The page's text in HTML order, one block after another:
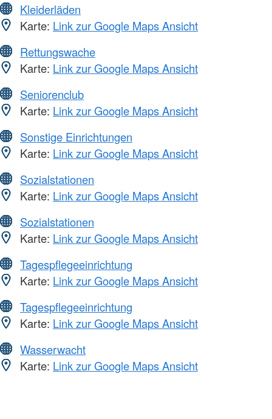
Kleiderläden
Karte: Link zur Google Maps Ansicht
Rettungswache
Karte: Link zur Google Maps Ansicht
Seniorenclub
Karte: Link zur Google Maps Ansicht
Sonstige Einrichtungen
Karte: Link zur Google Maps Ansicht
Sozialstationen
Karte: Link zur Google Maps Ansicht
Sozialstationen
Karte: Link zur Google Maps Ansicht
Tagespflegeeinrichtung
Karte: Link zur Google Maps Ansicht
Tagespflegeeinrichtung
Karte: Link zur Google Maps Ansicht
Wasserwacht
Karte: Link zur Google Maps Ansicht